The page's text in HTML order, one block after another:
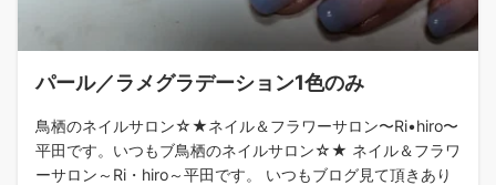
パール／ラメグラデーション1色のみ
鳥栖のネイルサロン☆★ネイル＆フラワーサロン〜Ri•hiro〜
平田です。いつもブ鳥栖のネイルサロン☆★ ネイル＆フラワ
ーサロン～Ri・hiro～平田です。 いつもブログ見て頂きあり